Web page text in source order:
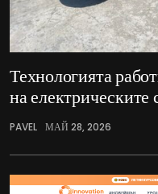
Технологията
на
PAVEL МАЙ 28, 2026